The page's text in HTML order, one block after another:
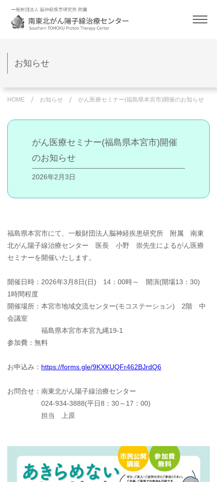
お知らせ
HOME お知らせ がん医療セミナー(福島県本宮市)開催のお知らせ
がん医療セミナー(福島県本宮市)開催
のお知らせ
2026年2月3日
福島県本宮市にて、一般財団法人脳神経疾患研究所　附属　南東
北がん陽子線治療センター　医長　小野　崇先生によるがん医療
セミナーを開催いたします。
開催日時：2026年3月8日(日)　14：00時～　開演(開場13：30)
1時間程度
開催場所：本宮市地域交流センター(モコステーション)　2階　中
会議室
福島県本宮市本宮九縄19-1
参加費：無料
お申込み： https://forms.gle/9KXKUQFr462BJrdQ6
お問合せ：南東北がん陽子線治療センター
024-934-3888(平日8：30～17：00)
担当　上原